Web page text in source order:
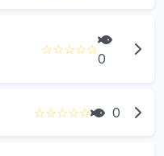
☆☆☆☆☆
0
☆☆☆☆☆ 0